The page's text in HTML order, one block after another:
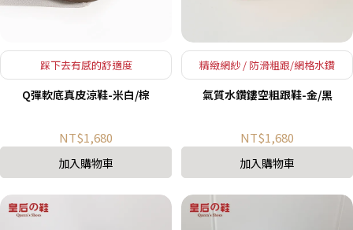
踩下去有感的舒適度
Q彈軟底真皮涼鞋-米白/棕
NT$1,680
加入購物車
精緻網紗 / 防滑粗跟/網格水鑽
氣質水鑽鏤空粗跟鞋-金/黑
NT$1,680
加入購物車